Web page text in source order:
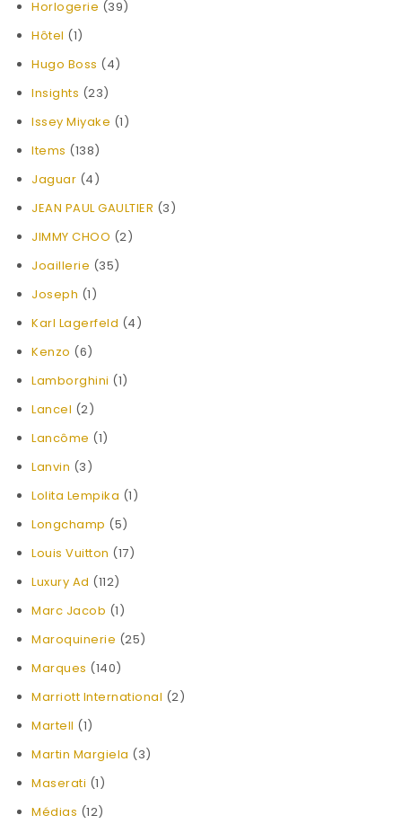
Horlogerie (39)
Hôtel (1)
Hugo Boss (4)
Insights (23)
Issey Miyake (1)
Items (138)
Jaguar (4)
JEAN PAUL GAULTIER (3)
JIMMY CHOO (2)
Joaillerie (35)
Joseph (1)
Karl Lagerfeld (4)
Kenzo (6)
Lamborghini (1)
Lancel (2)
Lancôme (1)
Lanvin (3)
Lolita Lempika (1)
Longchamp (5)
Louis Vuitton (17)
Luxury Ad (112)
Marc Jacob (1)
Maroquinerie (25)
Marques (140)
Marriott International (2)
Martell (1)
Martin Margiela (3)
Maserati (1)
Médias (12)